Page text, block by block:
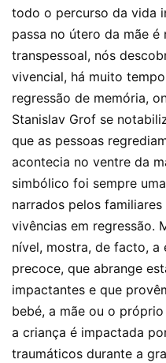
todo o percurso da vida
passa no útero da mãe é
transpessoal, nós
vivencial, há muito
regressão de memória,
Stanislav Grof se
que as pessoas
acontecia no ventre da
simbólico foi sempre
narrados pelos
vivências em regressão.
nível, mostra, de facto, a
precoce, que abrange
impactantes e que
bebé, a mãe ou o
a criança é impactada
traumáticos durante a